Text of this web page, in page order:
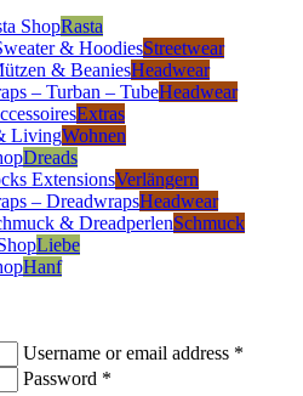
ShopRasta
& HoodiesStreetwear
& BeaniesHeadwear
– Turban – TubeHeadwear
Extras
LivingWohnen
Dreads
ExtensionsVerlängern
– DreadwrapsHeadwear
& DreadperlenSchmuck
Liebe
Hanf
Username or email address *
Password *